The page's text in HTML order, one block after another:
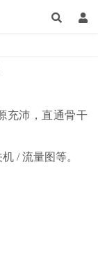
充沛，直通骨干
/ 流量图等。